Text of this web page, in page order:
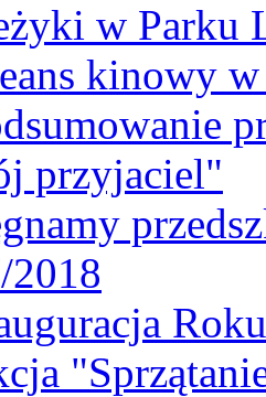
w Parku
kinowy
przyjaciel"
2018